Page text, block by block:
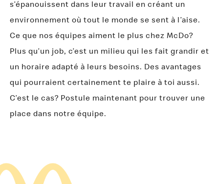
s’épanouissent dans leur travail en créant un
environnement où tout le monde se sent à l’aise.
Ce que nos équipes aiment le plus chez McDo?
Plus qu’un job, c’est un milieu qui les fait grandir et
un horaire adapté à leurs besoins. Des avantages
qui pourraient certainement te plaire à toi aussi.
C’est le cas? Postule maintenant pour trouver une
place dans notre équipe.